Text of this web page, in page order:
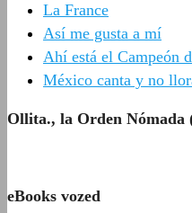
La France
Así me gusta a mí
Ahí está el Campeón
México canta y no
Ollita., la Orden Nómada
eBooks vozed